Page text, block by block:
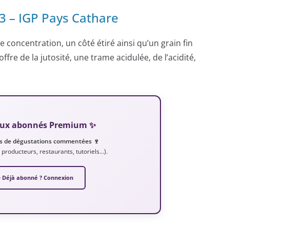
IGP Pays Cathare
concentration, un côté étiré ainsi qu’un grain fin
de la jutosité, une trame acidulée, de l’acidité,
abonnés Premium ✨
de dégustations commentées 🍷
restaurants, tutoriels…).
Déjà abonné ? Connexion